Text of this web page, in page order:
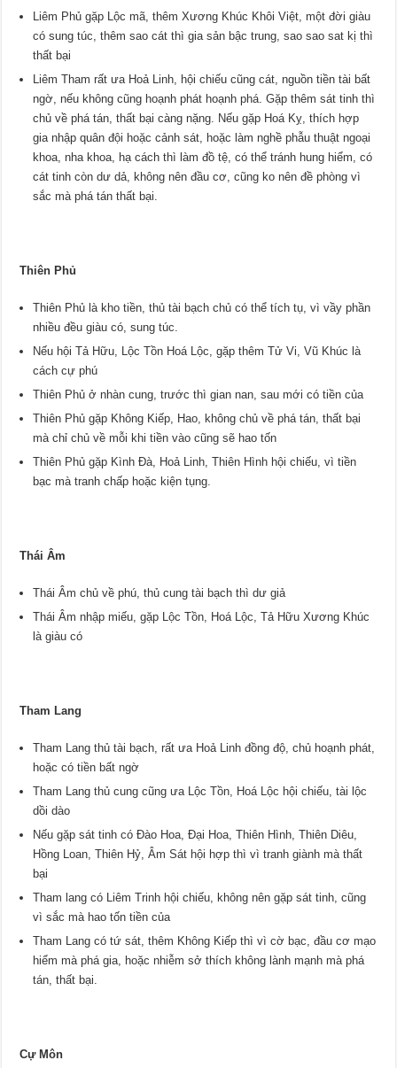
Liêm Phủ gặp Lộc mã, thêm Xương Khúc Khôi Việt, một đời giàu
có sung túc, thêm sao cát thì gia sản bậc trung, sao sao sat kị thì
thất bại
Liêm Tham rất ưa Hoả Linh, hội chiếu cũng cát, nguồn tiền tài bất
ngờ, nếu không cũng hoạnh phát hoạnh phá. Gặp thêm sát tinh thì
chủ về phá tán, thất bại càng nặng. Nếu gặp Hoá Kỵ, thích hợp
gia nhập quân đội hoặc cảnh sát, hoặc làm nghề phẫu thuật ngoại
khoa, nha khoa, hạ cách thì làm đồ tệ, có thể tránh hung hiểm, có
cát tinh còn dư dả, không nên đầu cơ, cũng ko nên đề phòng vì
sắc mà phá tán thất bại.
Thiên Phủ
Thiên Phủ là kho tiền, thủ tài bạch chủ có thể tích tụ, vì vầy phần
nhiều đều giàu có, sung túc.
Nếu hội Tả Hữu, Lộc Tồn Hoá Lộc, gặp thêm Tử Vi, Vũ Khúc là
cách cự phú
Thiên Phủ ở nhàn cung, trước thì gian nan, sau mới có tiền của
Thiên Phủ gặp Không Kiếp, Hao, không chủ về phá tán, thất bại
mà chỉ chủ về mỗi khi tiền vào cũng sẽ hao tốn
Thiên Phủ gặp Kình Đà, Hoả Linh, Thiên Hình hội chiếu, vì tiền
bạc mà tranh chấp hoặc kiện tụng.
Thái Âm
Thái Âm chủ về phú, thủ cung tài bạch thì dư giả
Thái Âm nhập miếu, gặp Lộc Tồn, Hoá Lộc, Tả Hữu Xương Khúc
là giàu có
Tham Lang
Tham Lang thủ tài bạch, rất ưa Hoả Linh đồng độ, chủ hoạnh phát,
hoặc có tiền bất ngờ
Tham Lang thủ cung cũng ưa Lộc Tồn, Hoá Lộc hội chiếu, tài lộc
dồi dào
Nếu gặp sát tinh có Đào Hoa, Đại Hoa, Thiên Hình, Thiên Diêu,
Hồng Loan, Thiên Hỷ, Âm Sát hội hợp thì vì tranh giành mà thất
bại
Tham lang có Liêm Trinh hội chiếu, không nên gặp sát tinh, cũng
vì sắc mà hao tốn tiền của
Tham Lang có tứ sát, thêm Không Kiếp thì vì cờ bạc, đầu cơ mạo
hiểm mà phá gia, hoặc nhiễm sở thích không lành mạnh mà phá
tán, thất bại.
Cự Môn